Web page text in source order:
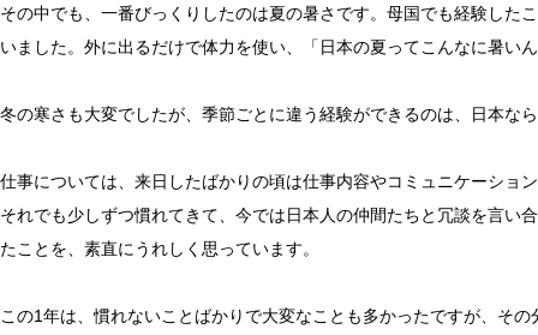
その中でも、一番びっくりしたのは夏の暑さです。母国でも経験した
いました。外に出るだけで体力を使い、「日本の夏ってこんなに暑い
冬の寒さも大変でしたが、季節ごとに違う経験ができるのは、日本な
仕事については、来日したばかりの頃は仕事内容やコミュニケーショ
それでも少しずつ慣れてきて、今では日本人の仲間たちと冗談を言い
たことを、素直にうれしく思っています。
この1年は、慣れないことばかりで大変なことも多かったですが、そ